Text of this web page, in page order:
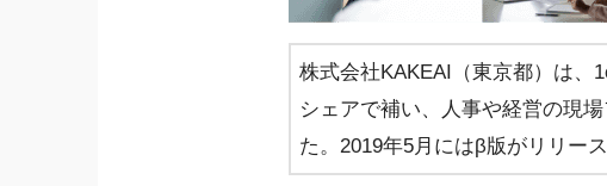
株式会社KAKEAI（東京都）は、
シェアで補い、人事や経営の現
た。2019年5月にはβ版がリリー